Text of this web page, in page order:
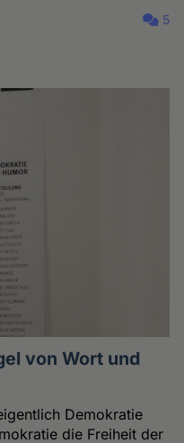
5
von Wort und
Demokratie
die Freiheit der